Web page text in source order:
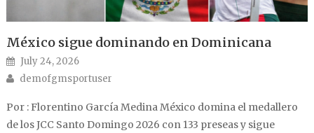
México sigue dominando en Dominicana
Posted on
July 24, 2026
Author
demofgmsportuser
Por : Florentino García Medina México domina el medallero
de los JCC Santo Domingo 2026 con 133 preseas y sigue